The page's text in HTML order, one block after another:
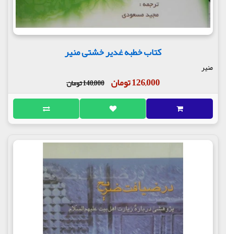
کتاب خطبه غدیر خشتی منیر
منیر
126,000 تومان 140,000 تومان